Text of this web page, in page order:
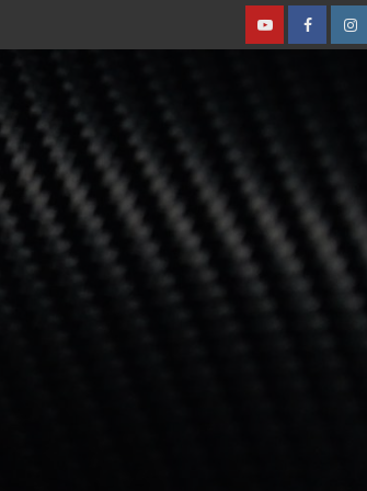
YoutubeFacebook